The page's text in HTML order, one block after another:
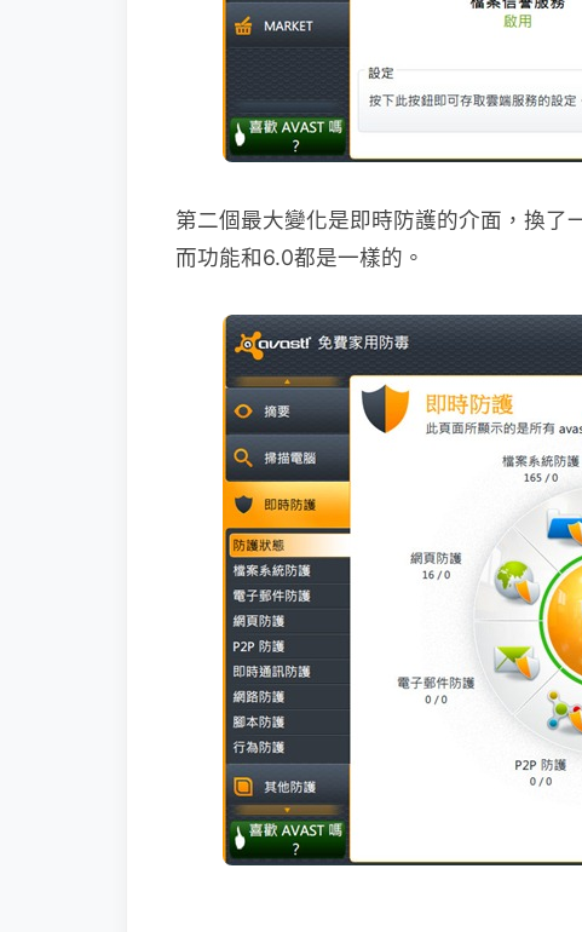
第二個最大變化是即時防護的介面，換了
而功能和6.0都是一樣的。